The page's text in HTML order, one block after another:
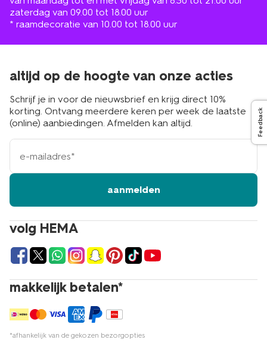
zaterdag van 09.00 tot 18.00 uur
* raamdecoratie van 10.00 tot 18.00 uur
volg HEMA
makkelijk betalen*
*afhankelijk van de gekozen bezorgopties
altijd op de hoogte van onze acties
Schrijf je in voor de nieuwsbrief en krijg direct 10%
korting. Ontvang meerdere keren per week de laatste
(online) aanbiedingen. Afmelden kan altijd.
e-
mailadres
aanmelden
Feedback